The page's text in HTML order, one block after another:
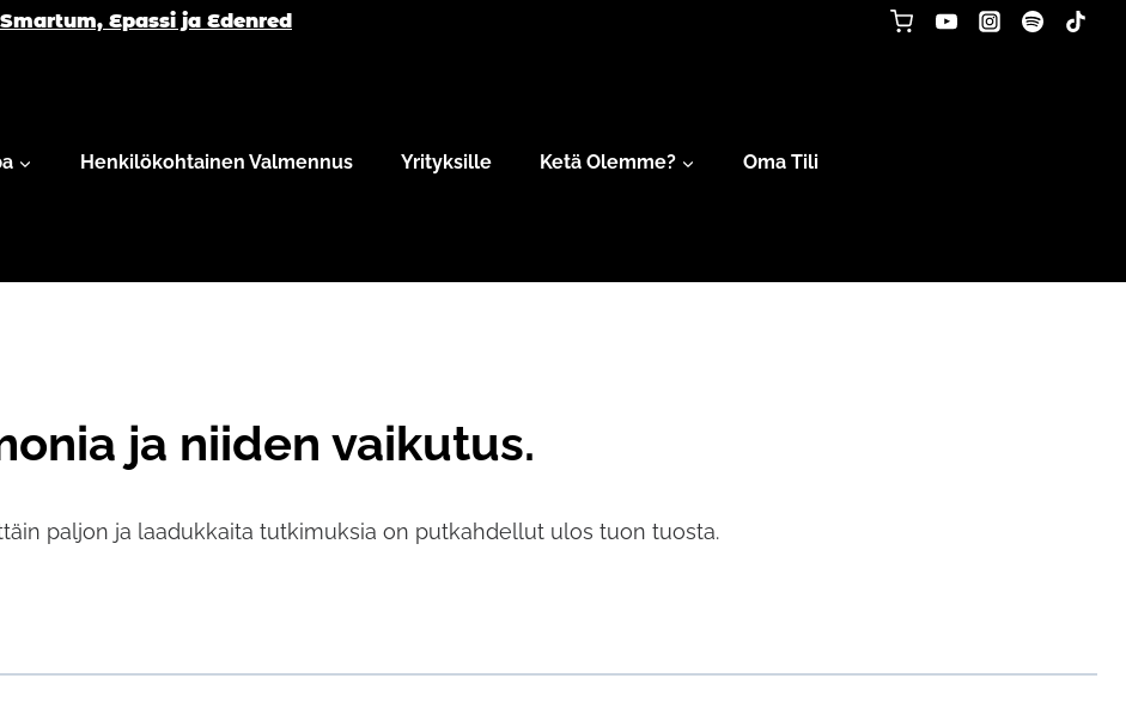
Epassi ja Edenred
Henkilökohtainen Valmennus Yrityksille Ketä Olemme? Oma Tili
ja niiden vaikutus.
paljon ja laadukkaita tutkimuksia on putkahdellut ulos tuon tuosta.